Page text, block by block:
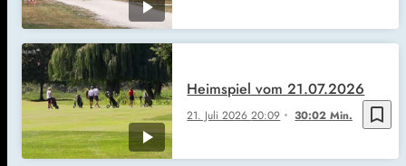
bookmark_border
21. Juli 202620:09 30:02 Min.
Heimspiel vom 21.07.2026